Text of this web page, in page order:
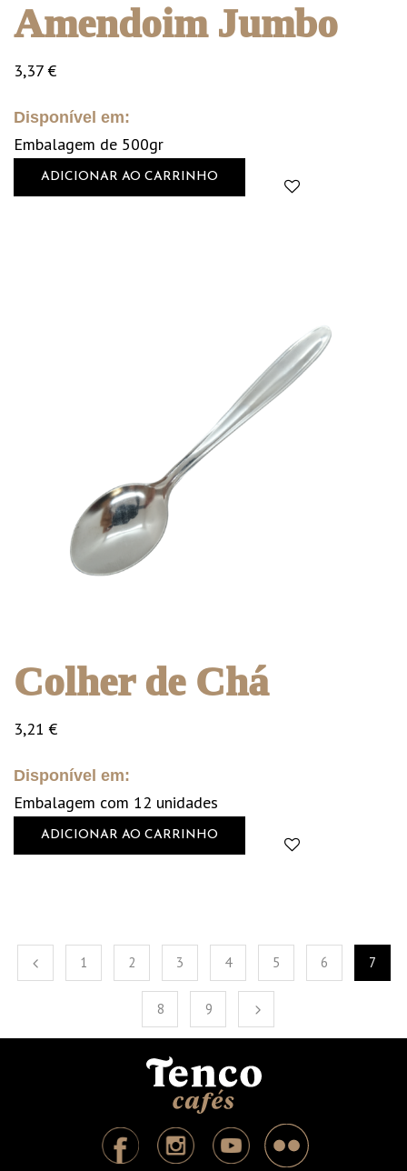
Amendoim Jumbo
3,37€
Disponível em:
Embalagem de 500gr
ADICIONAR AO CARRINHO
Colher de Chá
3,21€
Disponível em:
Embalagem com 12 unidades
ADICIONAR AO CARRINHO
1 2 3 4 5 6 7
8 9